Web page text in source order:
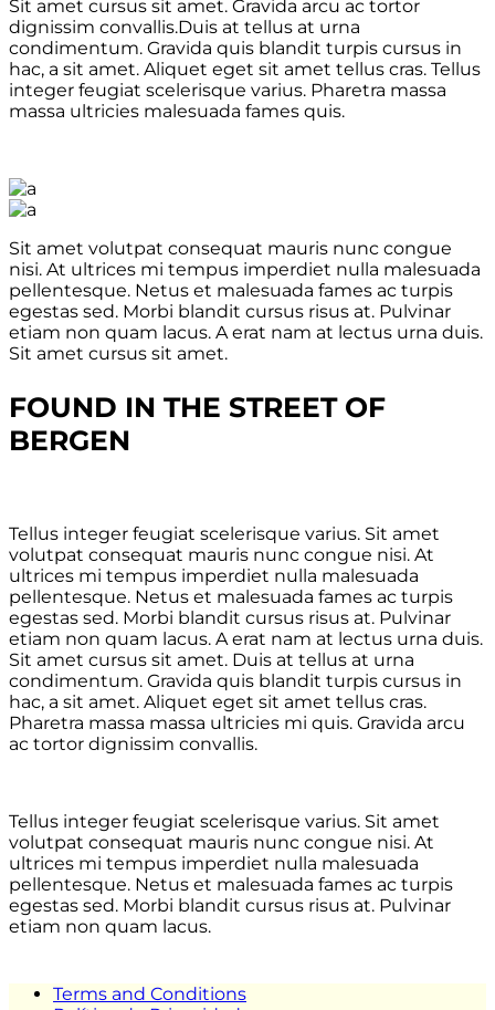
Sit amet cursus sit amet. Gravida arcu ac tortor
dignissim convallis.Duis at tellus at urna
condimentum. Gravida quis blandit turpis cursus in
hac, a sit amet. Aliquet eget sit amet tellus cras. Tellus
integer feugiat scelerisque varius. Pharetra massa
massa ultricies malesuada fames quis.
Sit amet volutpat consequat mauris nunc congue
nisi. At ultrices mi tempus imperdiet nulla malesuada
pellentesque. Netus et malesuada fames ac turpis
egestas sed. Morbi blandit cursus risus at. Pulvinar
etiam non quam lacus. A erat nam at lectus urna duis.
Sit amet cursus sit amet.
FOUND IN THE STREET OF
BERGEN
Tellus integer feugiat scelerisque varius. Sit amet
volutpat consequat mauris nunc congue nisi. At
ultrices mi tempus imperdiet nulla malesuada
pellentesque. Netus et malesuada fames ac turpis
egestas sed. Morbi blandit cursus risus at. Pulvinar
etiam non quam lacus. A erat nam at lectus urna duis.
Sit amet cursus sit amet. Duis at tellus at urna
condimentum. Gravida quis blandit turpis cursus in
hac, a sit amet. Aliquet eget sit amet tellus cras.
Pharetra massa massa ultricies mi quis. Gravida arcu
ac tortor dignissim convallis.
Tellus integer feugiat scelerisque varius. Sit amet
volutpat consequat mauris nunc congue nisi. At
ultrices mi tempus imperdiet nulla malesuada
pellentesque. Netus et malesuada fames ac turpis
egestas sed. Morbi blandit cursus risus at. Pulvinar
etiam non quam lacus.
Terms and Conditions